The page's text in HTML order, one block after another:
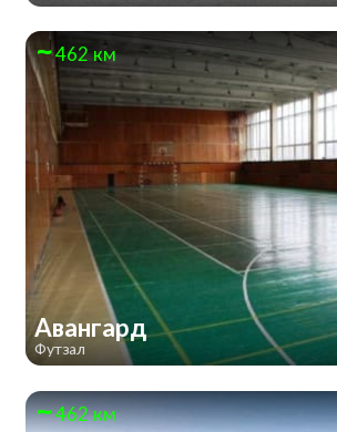
462 км
Авангард
Футзал
462 км